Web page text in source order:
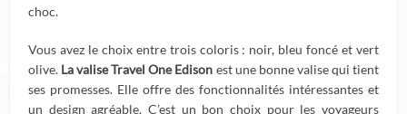
choc.
Vous avez le choix entre trois coloris : noir, bleu foncé et vert
olive. La valise Travel One Edison est une bonne valise qui tient
ses promesses. Elle offre des fonctionnalités intéressantes et
un design agréable. C’est un bon choix pour les voyageurs